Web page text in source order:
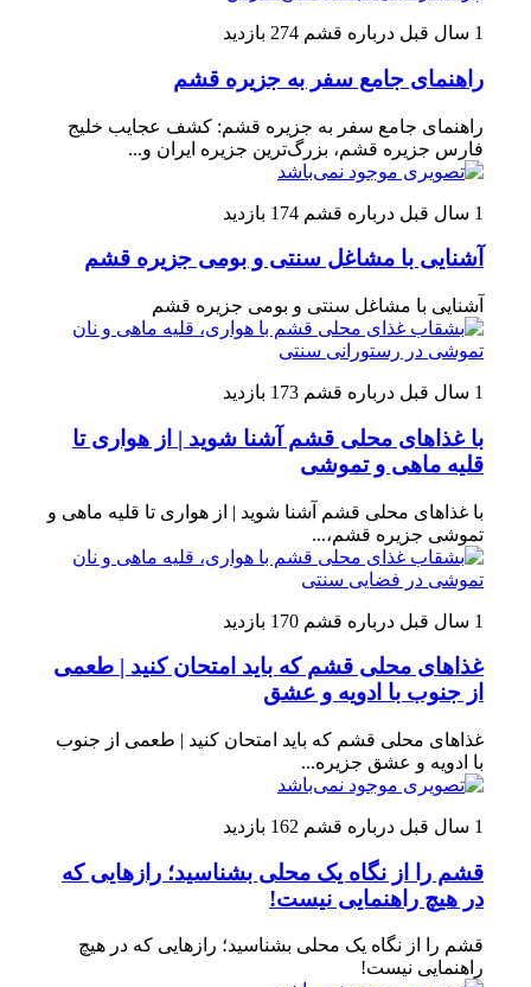
1 سال قبل درباره قشم 274 بازدید
راهنمای جامع سفر به جزیره قشم
راهنمای جامع سفر به جزیره قشم: کشف عجایب خلیج
فارس جزیره قشم، بزرگ‌ترین جزیره ایران و...
1 سال قبل درباره قشم 174 بازدید
آشنایی با مشاغل سنتی و بومی جزیره قشم
آشنایی با مشاغل سنتی و بومی جزیره قشم
1 سال قبل درباره قشم 173 بازدید
با غذاهای محلی قشم آشنا شوید | از هواری تا
قلیه ماهی و تموشی
با غذاهای محلی قشم آشنا شوید | از هواری تا قلیه ماهی و
تموشی جزیره قشم،...
1 سال قبل درباره قشم 170 بازدید
غذاهای محلی قشم که باید امتحان کنید | طعمی
از جنوب با ادویه و عشق
غذاهای محلی قشم که باید امتحان کنید | طعمی از جنوب
با ادویه و عشق جزیره...
1 سال قبل درباره قشم 162 بازدید
قشم را از نگاه یک محلی بشناسید؛ رازهایی که
در هیچ راهنمایی نیست!
قشم را از نگاه یک محلی بشناسید؛ رازهایی که در هیچ
راهنمایی نیست!